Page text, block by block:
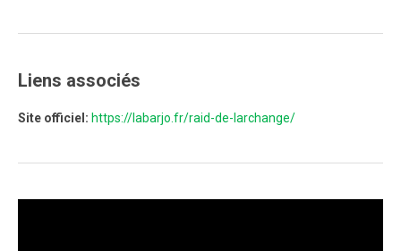
Liens associés
Site officiel: https://labarjo.fr/raid-de-larchange/